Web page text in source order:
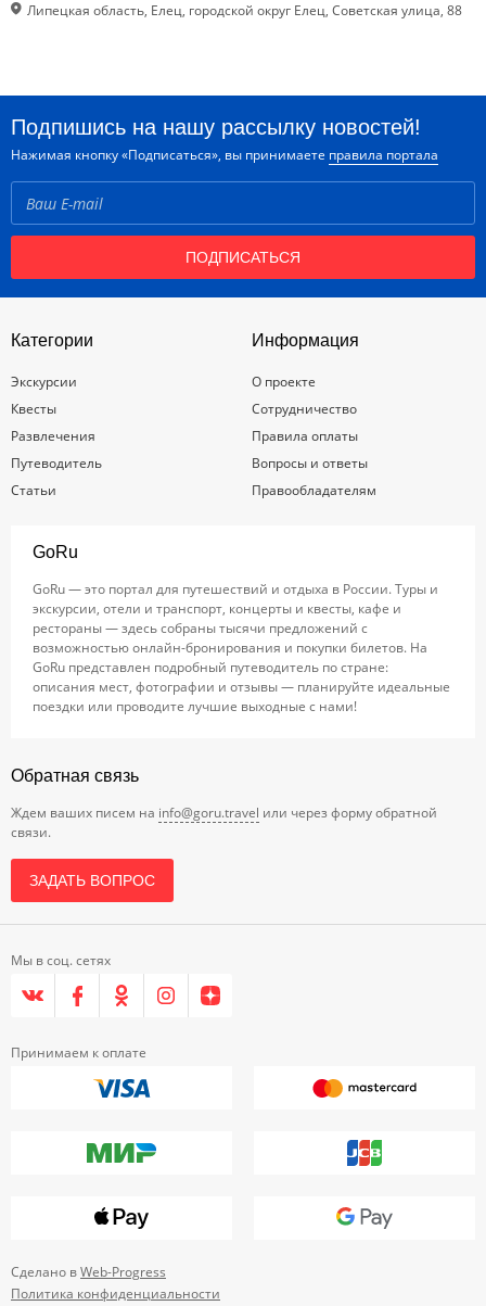
Липецкая область, Елец, городской округ Елец, Советская улица, 88
Подпишись на нашу рассылку новостей!
Нажимая кнопку «Подписаться», вы принимаете правила портала
ПОДПИСАТЬСЯ
Категории
Экскурсии
Квесты
Развлечения
Путеводитель
Статьи
Информация
О проекте
Сотрудничество
Правила оплаты
Вопросы и ответы
Правообладателям
GoRu
GoRu — это портал для путешествий и отдыха в России. Туры и
экскурсии, отели и транспорт, концерты и квесты, кафе и
рестораны — здесь собраны тысячи предложений с
возможностью онлайн-бронирования и покупки билетов. На
GoRu представлен подробный путеводитель по стране:
описания мест, фотографии и отзывы — планируйте идеальные
поездки или проводите лучшие выходные с нами!
Обратная связь
Ждем ваших писем на info@goru.travel или через форму обратной
связи.
ЗАДАТЬ ВОПРОС
Мы в соц. сетях
Принимаем к оплате
Сделано вWeb-Progress
Политика конфиденциальности